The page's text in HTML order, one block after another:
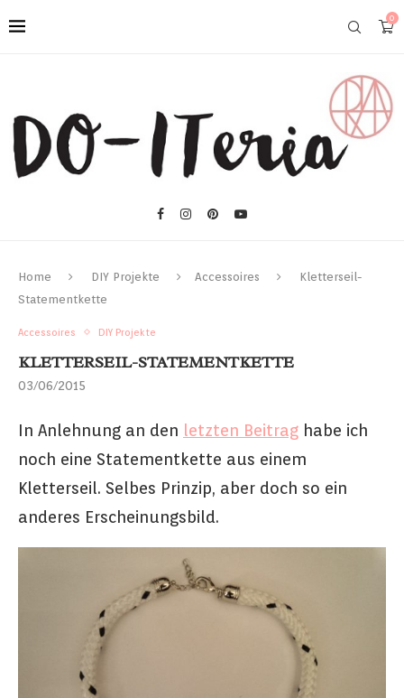
0
Home DIY Projekte Accessoires
Kletterseil-
Statementkette
Accessoires DIY Projekte
KLETTERSEIL-STATEMENTKETTE
03/06/2015
In Anlehnung an den letzten Beitrag habe ich
noch eine Statementkette aus einem
Kletterseil. Selbes Prinzip, aber doch so ein
anderes Erscheinungsbild.